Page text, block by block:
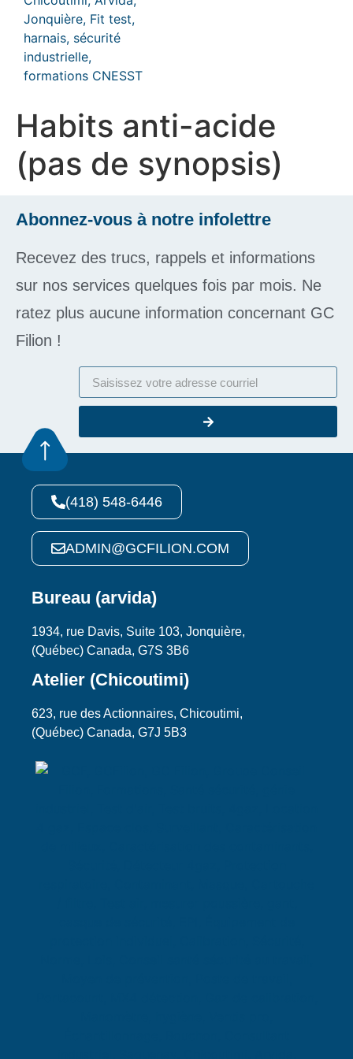
Habits anti-acide
(pas de synopsis)
Abonnez-vous à notre infolettre
Recevez des trucs, rappels et informations
sur nos services quelques fois par mois. Ne
ratez plus aucune information concernant GC
Filion !
(418) 548-6446
ADMIN@GCFILION.COM
Bureau (arvida)
1934, rue Davis, Suite 103, Jonquière,
(Québec) Canada, G7S 3B6
Atelier (Chicoutimi)
623, rue des Actionnaires, Chicoutimi,
(Québec) Canada, G7J 5B3